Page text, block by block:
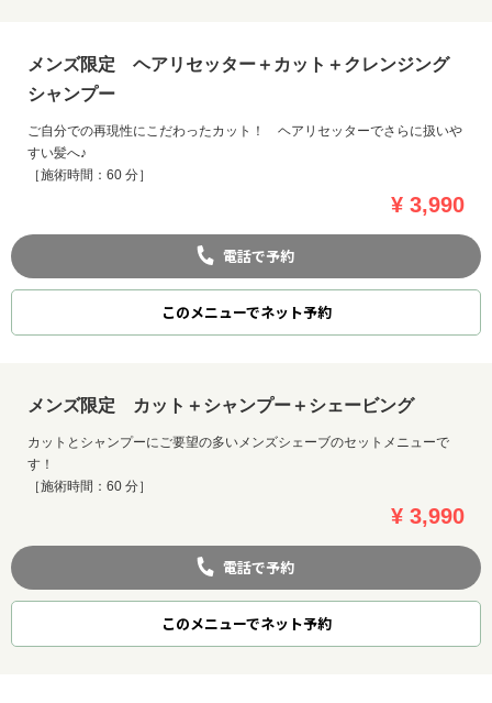
メンズ限定 ヘアリセッター＋カット＋クレンジング
シャンプー
ご自分での再現性にこだわったカット！ ヘアリセッターでさらに扱いや
すい髪へ♪
［施術時間：60 分］
¥ 3,990
電話で予約
このメニューでネット予約
メンズ限定 カット＋シャンプー＋シェービング
カットとシャンプーにご要望の多いメンズシェーブのセットメニューで
す！
［施術時間：60 分］
¥ 3,990
電話で予約
このメニューでネット予約